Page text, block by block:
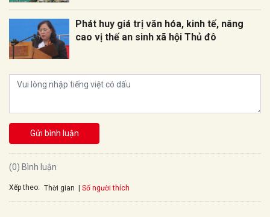
Phát huy giá trị văn hóa, kinh tế, nâng
cao vị thế an sinh xã hội Thủ đô
Gửi bình luận
(0) Bình luận
Xếp theo: Thời gian Số người thích